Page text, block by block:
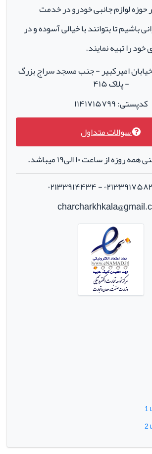
حوزه لوازم جانبی خودرو در خدمت
باشیم تا بتوانند با خیالی آسوده و در
را تهیه نمایند.
امیرکبیر - جنب مسجد سراج بزرگ
- پلاک ۴۱۵
کدپستی: ۱۱۴۱۷۱۵۷۹۹
سوالات متداول
از ساعت ۱۰ الی۱۹ میباشد.